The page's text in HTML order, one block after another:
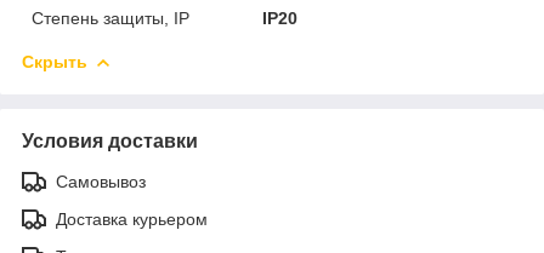
Степень защиты, IP
IP20
Скрыть
Условия доставки
Самовывоз
Доставка курьером